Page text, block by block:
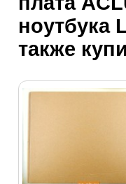
ноутбука
также